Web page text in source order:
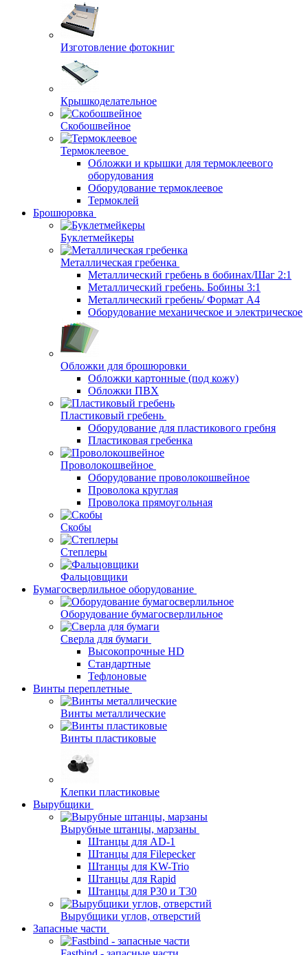
Изготовление фотокниг
Крышкоделательное
Скобошвейное
Термоклеевое
Обложки и крышки для термоклеевого
оборудования
Оборудование термоклеевое
Термоклей
Брошюровка
Буклетмейкеры
Металлическая гребенка
Металлический гребень в бобинах/Шаг 2:1
Металлический гребень. Бобины 3:1
Металлический гребень/ Формат А4
Оборудование механическое и электрическое
Обложки для брошюровки
Обложки картонные (под кожу)
Обложки ПВХ
Пластиковый гребень
Оборудование для пластикового гребня
Пластиковая гребенка
Проволокошвейное
Оборудование проволокошвейное
Проволока круглая
Проволока прямоугольная
Скобы
Степлеры
Фальцовщики
Бумагосверлильное оборудование
Оборудование бумагосверлильное
Сверла для бумаги
Высокопрочные HD
Стандартные
Тефлоновые
Винты переплетные
Винты металлические
Винты пластиковые
Клепки пластиковые
Вырубщики
Вырубные штанцы, марзаны
Штанцы для AD-1
Штанцы для Filepecker
Штанцы для KW-Trio
Штанцы для Rapid
Штанцы для Р30 и Т30
Вырубщики углов, отверстий
Запасные части